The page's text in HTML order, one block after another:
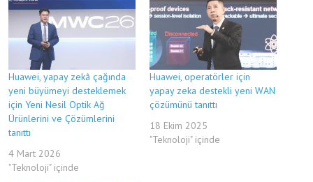
Huawei, yapay zekâ çağında
yeni büyümeyi desteklemek
için Yeni Nesil Optik Ağ
Ürünlerini ve Çözümlerini
tanıttı
4 Mart 2026
"Teknoloji" içinde
Huawei, operatörler için
yapay zeka destekli yeni WAN
çözümünü tanıttı
18 Ekim 2025
"Teknoloji" içinde